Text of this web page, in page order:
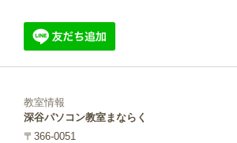
教室情報
深谷パソコン教室まならく
〒366-0051